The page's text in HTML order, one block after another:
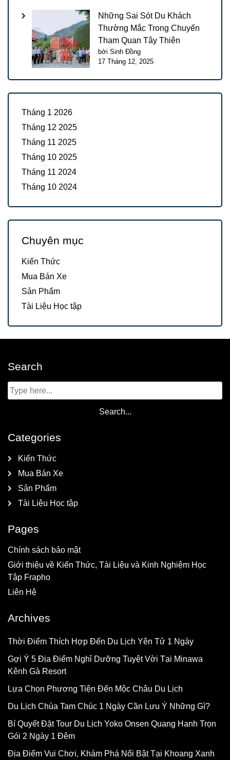
Những Sai Sót Du Khách
Thường Mắc Trong Chuyến
Tham Quan Tây Thiên
bởi Sinh Đồng
17 Tháng 12, 2025
Tháng 1 2026
Tháng 12 2025
Tháng 11 2025
Tháng 10 2025
Tháng 11 2024
Tháng 10 2024
Chuyên mục
Kiến Thức
Mua Bán Xe
Sản Phẩm
Tài Liệu Học tập
Search
Categories
Kiến Thức
Mua Bán Xe
Sản Phẩm
Tài Liệu Học tập
Pages
Chính sách bảo mật
Giới thiệu về Kiến Thức, Tài Liệu và Kinh Nghiệm Học
Tập Frapho
Liên Hệ
Archives
Thời Điểm Thích Hợp Đến Du Lịch Yên Tử 1 Ngày
Gợi Ý 5 Địa Điểm Nghỉ Dưỡng Tuyệt Vời Tại Minawa
Kênh Gà Resort
Lựa Chọn Phương Tiện Đến Mộc Châu Du Lịch
Du Lịch Chùa Tam Chúc 1 Ngày Cần Lưu Ý Những Gì?
Bí Quyết Đặt Tour Du Lịch Yoko Onsen Quang Hanh Trọn
Gói 2 Ngày 1 Đêm
Địa Điểm Vui Chơi, Khám Phá Nổi Bật Tại Khoang Xanh